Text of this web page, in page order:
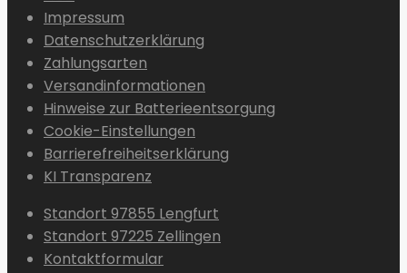
Impressum
Datenschutzerklärung
Zahlungsarten
Versandinformationen
Hinweise zur Batterieentsorgung
Cookie-Einstellungen
Barrierefreiheitserklärung
KI Transparenz
Standort 97855 Lengfurt
Standort 97225 Zellingen
Kontaktformular